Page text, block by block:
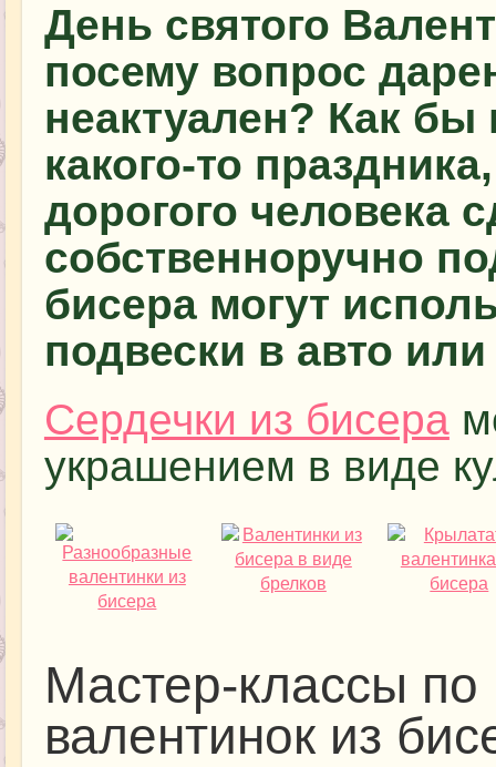
День святого
посему вопрос
неактуален? Как бы
какого-то
дорогого человека
собственноручно
бисера могут
подвески в авто
Сердечки из бисера
украшением в виде
Мастер-классы по
валентинок из